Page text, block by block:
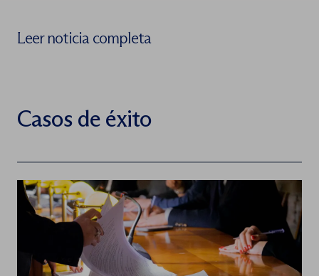
Leer noticia completa
Casos de éxito